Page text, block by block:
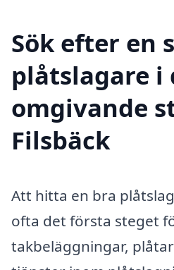
Sök efter en
plåtslagare i
omgivande
Filsbäck
Att hitta en bra
ofta det första steget
takbeläggningar,